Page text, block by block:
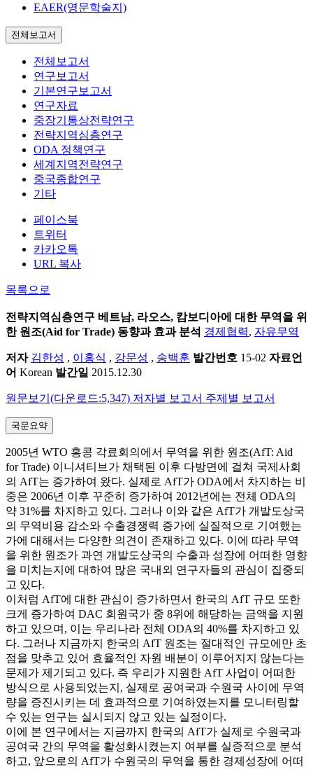
EAER(영문학술지)
전체보고서
전체보고서
연구보고서
기본연구보고서
연구자료
중장기통상전략연구
전략지역심층연구
ODA 정책연구
세계지역전략연구
중국종합연구
기타
페이스북
트위터
카카오톡
URL 복사
목록으로
전략지역심층연구 베트남, 라오스, 캄보디아에 대한 무역을 위
한 원조(Aid for Trade) 동향과 효과 분석 경제협력, 자유무역
저자 김한성 , 이홍식 , 강문성 , 송백훈 발간번호 15-02 자료언
어 Korean 발간일 2015.12.30
원문보기(다운로드:5,347) 저자별 보고서 주제별 보고서
국문요약
2005년 WTO 홍콩 각료회의에서 무역을 위한 원조(AfT: Aid
for Trade) 이니셔티브가 채택된 이후 다방면에 걸쳐 국제사회
의 AfT는 증가하여 왔다. 실제로 AfT가 ODA에서 차지하는 비
중은 2006년 이후 꾸준히 증가하여 2012년에는 전체 ODA의
약 31%를 차지하고 있다. 그러나 이와 같은 AfT가 개발도상국
의 무역비용 감소와 수출경쟁력 증가에 실질적으로 기여했는
가에 대해서는 다양한 의견이 존재하고 있다. 이에 따라 무역
을 위한 원조가 과연 개발도상국의 수출과 성장에 어떠한 영향
을 미치는지에 대하여 많은 국내외 연구자들의 관심이 집중되
고 있다.
이처럼 AfT에 대한 관심이 증가하면서 한국의 AfT 규모 또한
크게 증가하여 DAC 회원국가 중 8위에 해당하는 금액을 지원
하고 있으며, 이는 우리나라 전체 ODA의 40%를 차지하고 있
다. 그러나 지금까지 한국의 AfT 원조는 절대적인 규모에만 초
점을 맞추고 있어 효율적인 자원 배분이 이루어지지 않는다는
문제가 제기되고 있다. 즉 우리가 지원한 AfT 사업이 어떠한
방식으로 사용되었는지, 실제로 공여국과 수원국 사이에 무역
량을 증진시키는 데 효과적으로 기여하였는지를 모니터링할
수 있는 연구는 실시되지 않고 있는 실정이다.
이에 본 연구에서는 지금까지 한국의 AfT가 실제로 수원국과
공여국 간의 무역을 활성화시켰는지 여부를 실증적으로 분석
하고, 앞으로의 AfT가 수원국의 무역을 통한 경제성장에 어떠